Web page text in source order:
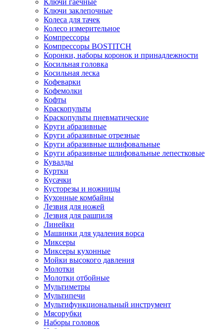
Ключи гаечные
Ключи заклепочные
Колеса для тачек
Колесо измерительное
Компрессоры
Компрессоры BOSTITCH
Коронки, наборы коронок и принадлежности
Косильная головка
Косильная леска
Кофеварки
Кофемолки
Кофты
Краскопульты
Краскопульты пневматические
Круги абразивные
Круги абразивные отрезные
Круги абразивные шлифовальные
Круги абразивные шлифовальные лепестковые
Кувалды
Куртки
Кусачки
Кусторезы и ножницы
Кухонные комбайны
Лезвия для ножей
Лезвия для рашпиля
Линейки
Машинки для удаления ворса
Миксеры
Миксеры кухонные
Мойки высокого давления
Молотки
Молотки отбойные
Мультиметры
Мультипечи
Мультифункциональный инструмент
Мясорубки
Наборы головок